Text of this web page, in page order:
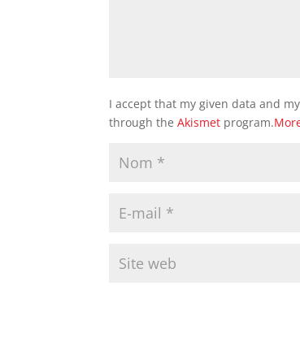
I accept that my given data and
through theAkismet program.